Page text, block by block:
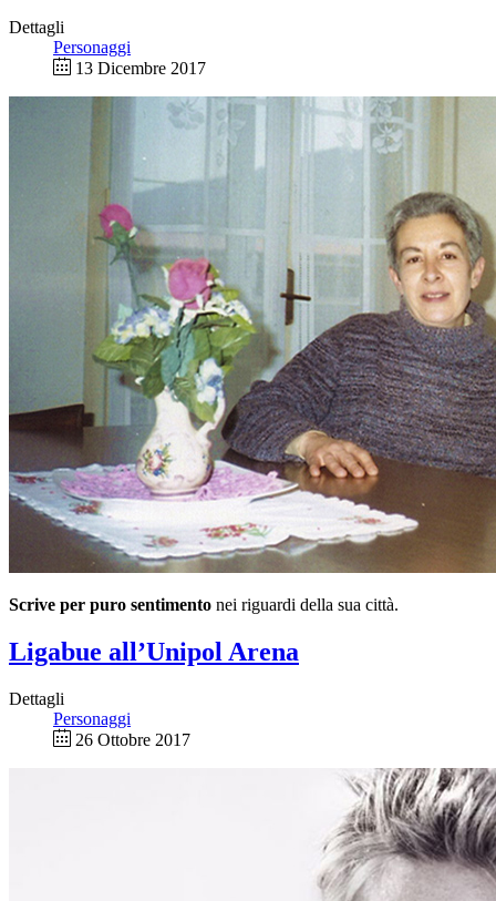
Dettagli
Personaggi
13 Dicembre 2017
Scrive per puro sentimento nei riguardi della sua città.
Ligabue all’Unipol Arena
Dettagli
Personaggi
26 Ottobre 2017